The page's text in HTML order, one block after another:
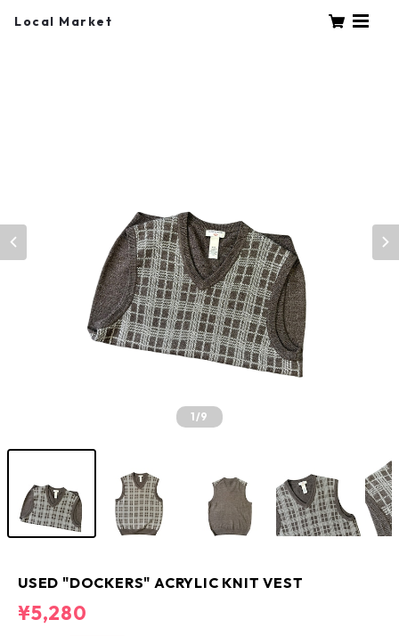
Local Market
1/9
USED "DOCKERS" ACRYLIC KNIT VEST
¥5,280